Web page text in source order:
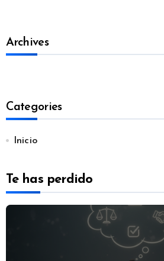
Archives
Categories
Inicio
Te has perdido